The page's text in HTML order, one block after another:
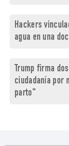
Hackers
agua en una
Trump firma
ciudadanía por
parto"